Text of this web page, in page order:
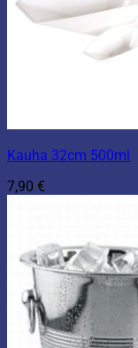
Kauha 32cm 500ml
7,90 €